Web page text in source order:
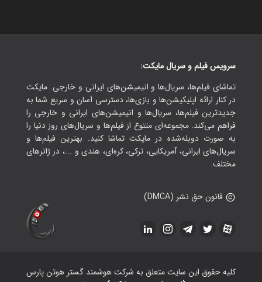
سرویس فیلم و سریال مایکت:
تماشای فیلم‌ها، سریال‌ها و انیمیشن‌های ایرانی و خارجی. مایکت
در کنار ارائه اپلیکیشن‌ها و بازی‌ها، دسترسی آسان و سریع شما به
جدیدترین فیلم‌ها، سریال‌ها و انیمیشن‌های ایرانی و خارجی را
فراهم می‌کند. مجموعه‌ای متنوع از فیلم‌ها و سریال‌های روز دنیا را
به صورت دوبله‌شده در مایکت تماشا کنید. بهترین فیلم‌ها و
سریال‌های ایرانی، آمریکایی، ترکی، کره‌ای، هندی و ...، در ژانرهای
مختلف.
قانون حق نشر (DMCA)
کلیه حقوق این سایت متعلق به شرکت هوشمند گستر هوتن پارس